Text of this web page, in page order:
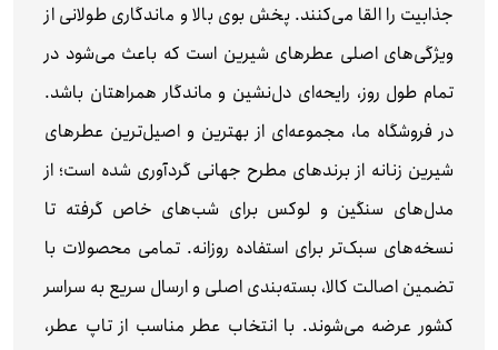
جذابیت را القا می‌کنند. پخش بوی بالا و ماندگاری طولانی از
ویژگی‌های اصلی عطرهای شیرین است که باعث می‌شود در
تمام طول روز، رایحه‌ای دل‌نشین و ماندگار همراهتان باشد.
در فروشگاه ما، مجموعه‌ای از بهترین و اصیل‌ترین عطرهای
شیرین زنانه از برندهای مطرح جهانی گردآوری شده است؛ از
مدل‌های سنگین و لوکس برای شب‌های خاص گرفته تا
نسخه‌های سبک‌تر برای استفاده روزانه. تمامی محصولات با
تضمین اصالت کالا، بسته‌بندی اصلی و ارسال سریع به سراسر
کشور عرضه می‌شوند. با انتخاب عطر مناسب از تاپ عطر،